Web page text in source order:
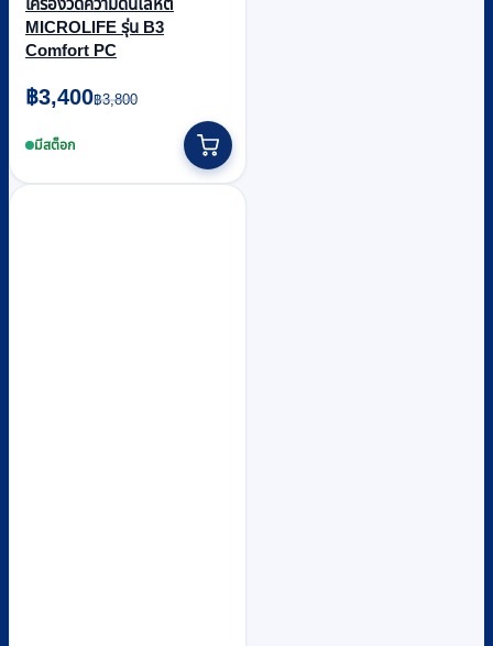
เครื่องวัดความดันโลหิต
MICROLIFE รุ่น B3
Comfort PC
฿3,800
Original
price
was:
฿3,400
Current
price
is:มีสต็อก